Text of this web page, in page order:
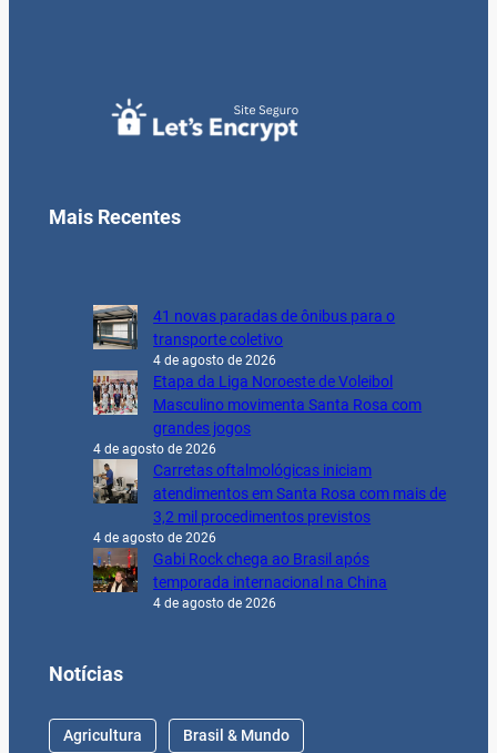
Mais Recentes
41 novas paradas de ônibus para o
transporte coletivo
4 de agosto de 2026
Etapa da Liga Noroeste de Voleibol
Masculino movimenta Santa Rosa com
grandes jogos
4 de agosto de 2026
Carretas oftalmológicas iniciam
atendimentos em Santa Rosa com mais de
3,2 mil procedimentos previstos
4 de agosto de 2026
Gabi Rock chega ao Brasil após
temporada internacional na China
4 de agosto de 2026
Notícias
Agricultura Brasil & Mundo